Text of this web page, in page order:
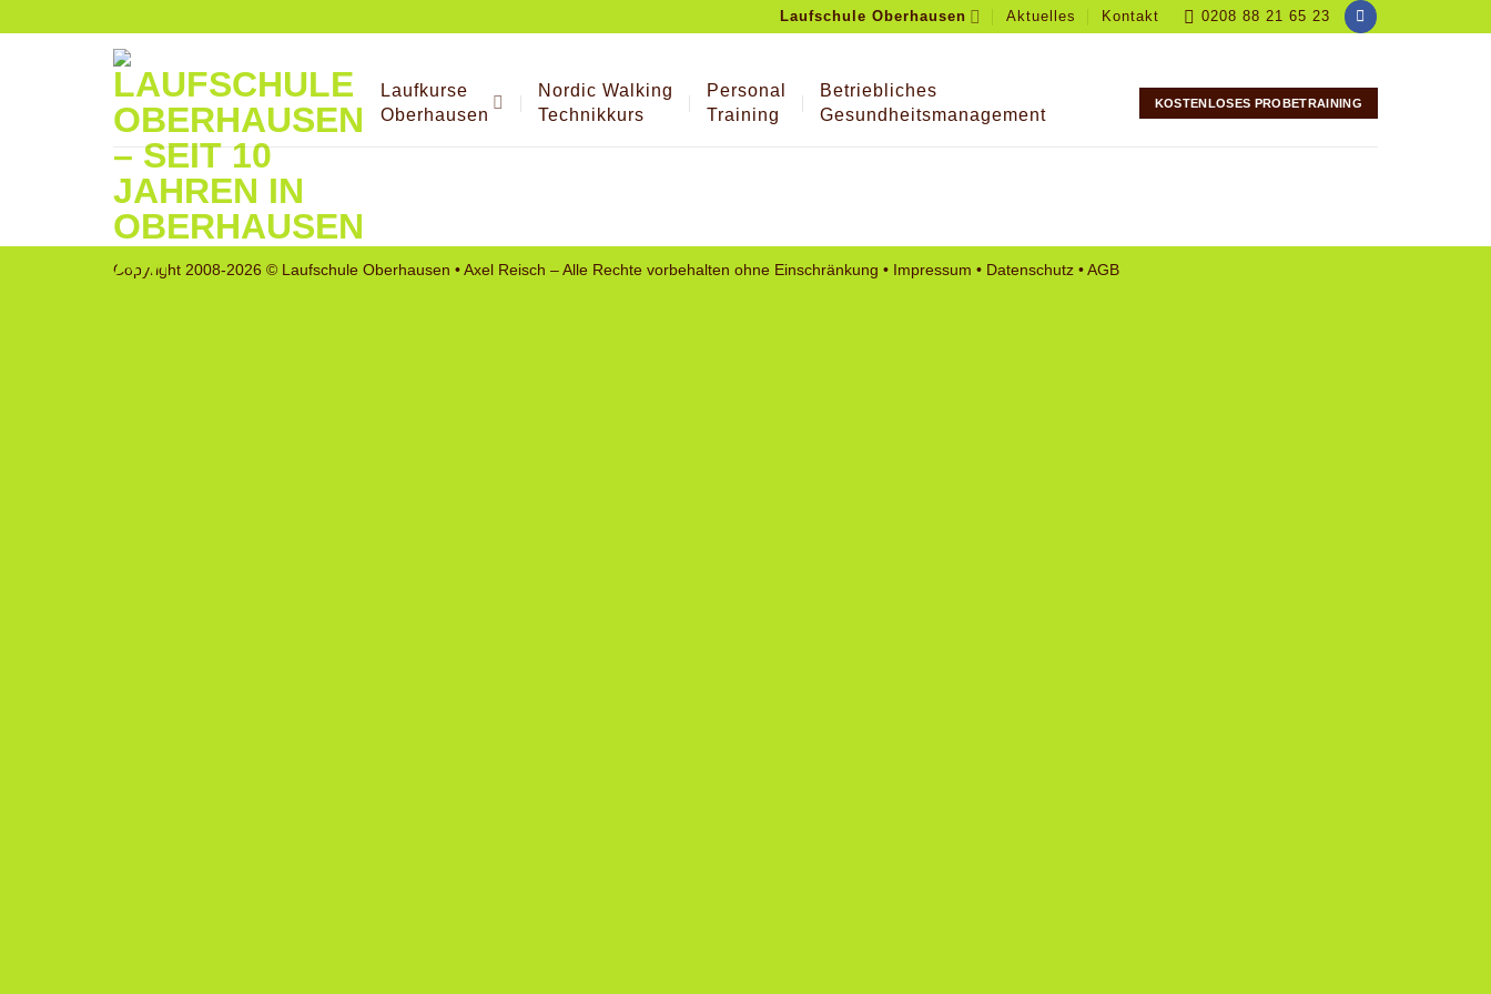
Laufschule Oberhausen Aktuelles Kontakt 0208 88 21 65 23
Laufkurse
Oberhausen
Nordic Walking
Technikkurs
Personal
Training
Betriebliches
Gesundheitsmanagement
KOSTENLOSES PROBETRAINING
Copyright 2008-2026 © Laufschule Oberhausen • Axel Reisch – Alle Rechte vorbehalten ohne Einschränkung • Impressum • Datenschutz •AGB